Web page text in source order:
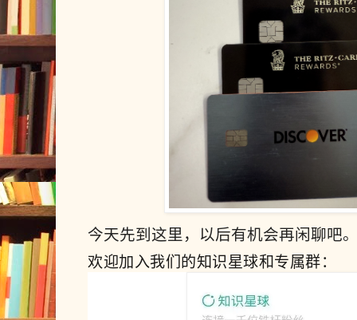
今天先到这里，以后有机会再闲聊吧
欢迎加入我们的知识星球和专属群：